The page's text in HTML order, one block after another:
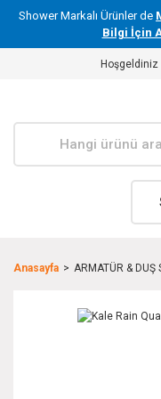
Shower Markalı Ürünler de
Bilgi İçin
Hoşgeldiniz
Anasayfa ARMATÜR & DUŞ